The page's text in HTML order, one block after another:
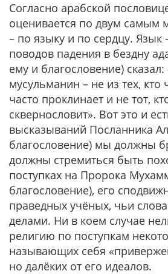
Согласно арабской
оценивается по двум самым
– по языку и по сердцу. Язык
поводов падения в бездну
ему и благословение)
мусульманин – не из тех, кто
часто проклинает и не тот,
сквернословит». Вот это и
высказываний Посланника
благословение) мы должны
должны стремиться быть
поступках на Пророка
благословение), его
праведных учёных, чьи слова
делами. Ни в коем случае
религию по поступкам
называющих себя
но далёких от его идеалов.